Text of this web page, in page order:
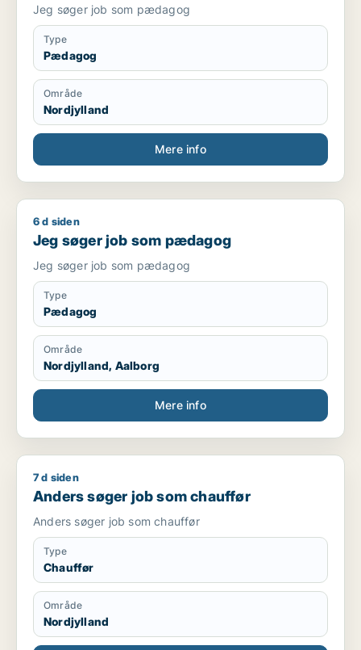
Jeg søger job som pædagog
Type
Pædagog
Område
Nordjylland
Mere info
Jeg søger job som pædagog
6 d siden
Jeg søger job som pædagog
Jeg søger job som pædagog
Type
Pædagog
Område
Nordjylland, Aalborg
Mere info
Anders søger job som chauffør
7 d siden
Anders søger job som chauffør
Anders søger job som chauffør
Type
Chauffør
Område
Nordjylland